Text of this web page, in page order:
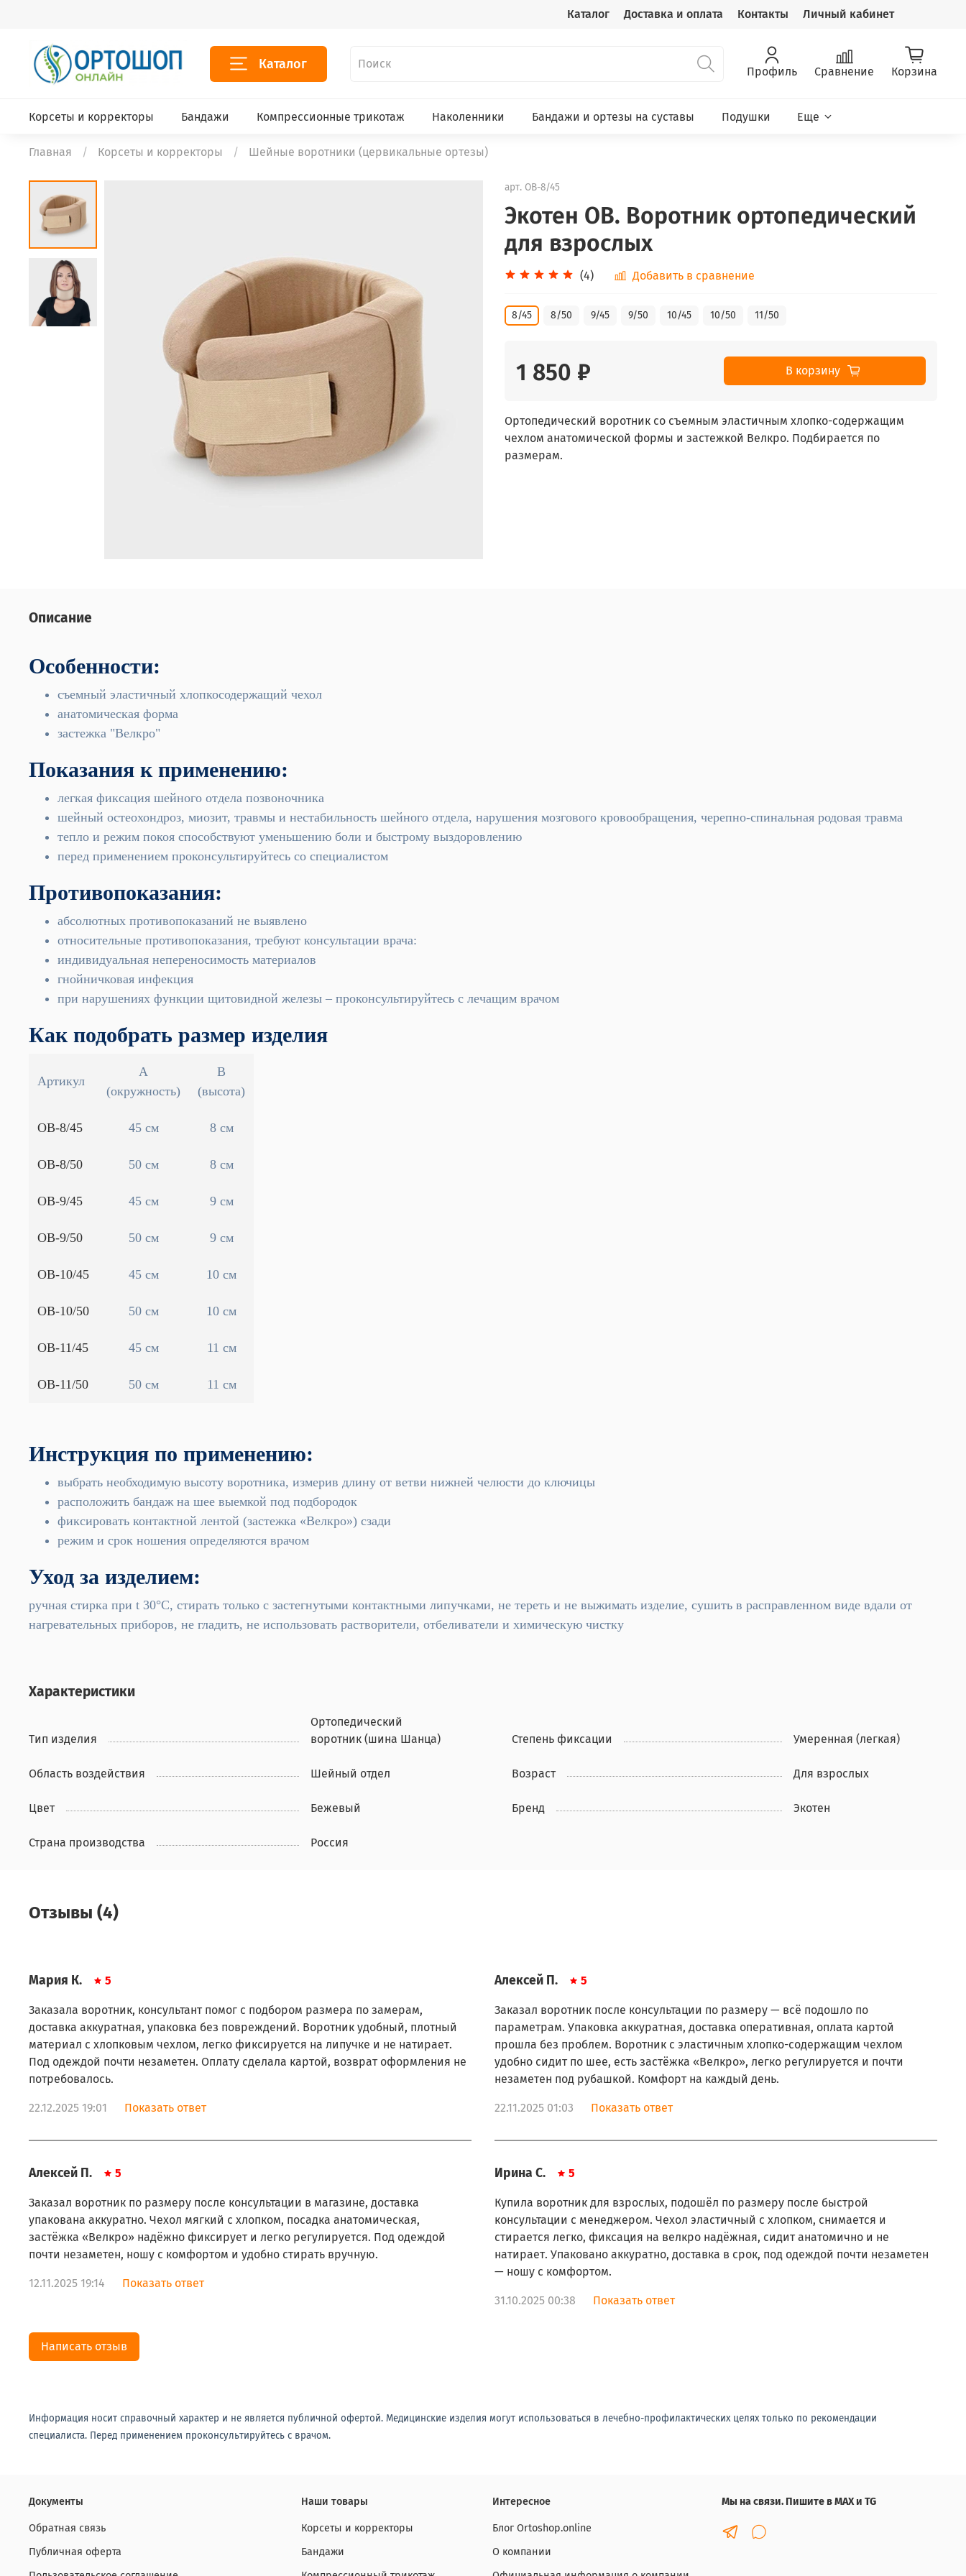
Каталог Доставка и оплата Контакты Личный кабинет
Каталог Профиль Сравнение Корзина
Корсеты и корректоры Бандажи Компрессионные трикотаж Наколенники Бандажи и ортезы на суставы Подушки Еще
Главная Корсеты и корректоры Шейные воротники (цервикальные ортезы)
арт. ОВ-8/45
Экотен ОВ. Воротник ортопедический
для взрослых
(4) Добавить в сравнение
8/45 8/50 9/45 9/50 10/45 10/50 11/50
1 850 ₽ В корзину
Ортопедический воротник со съемным эластичным хлопко-содержащим
чехлом анатомической формы и застежкой Велкро. Подбирается по
размерам.
Описание
Особенности:
съемный эластичный хлопкосодержащий чехол
анатомическая форма
застежка "Велкро"
Показания к применению:
легкая фиксация шейного отдела позвоночника
шейный остеохондроз, миозит, травмы и нестабильность шейного отдела, нарушения мозгового кровообращения, черепно-спинальная родовая травма
тепло и режим покоя способствуют уменьшению боли и быстрому выздоровлению
перед применением проконсультируйтесь со специалистом
Противопоказания:
абсолютных противопоказаний не выявлено
относительные противопоказания, требуют консультации врача:
индивидуальная непереносимость материалов
гнойничковая инфекция
при нарушениях функции щитовидной железы – проконсультируйтесь с лечащим врачом
Как подобрать размер изделия
Артикул
А
(окружность)
B
(высота)
ОВ-8/45 45 см 8 см
ОВ-8/50 50 см 8 см
ОВ-9/45 45 см 9 см
ОВ-9/50 50 см 9 см
ОВ-10/45 45 см 10 см
ОВ-10/50 50 см 10 см
ОВ-11/45 45 см 11 см
ОВ-11/50 50 см 11 см
Инструкция по применению:
выбрать необходимую высоту воротника, измерив длину от ветви нижней челюсти до ключицы
расположить бандаж на шее выемкой под подбородок
фиксировать контактной лентой (застежка «Велкро») сзади
режим и срок ношения определяются врачом
Уход за изделием:
ручная стирка при t 30°С, стирать только с застегнутыми контактными липучками, не тереть и не выжимать изделие, сушить в расправленном виде вдали от
нагревательных приборов, не гладить, не использовать растворители, отбеливатели и химическую чистку
Характеристики
Тип изделия
Ортопедический
воротник (шина Шанца)
Степень фиксации Умеренная (легкая)
Область воздействия Шейный отдел Возраст Для взрослых
Цвет Бежевый Бренд Экотен
Страна производства Россия
Отзывы (4)
Мария К. 5
Заказала воротник, консультант помог с подбором размера по замерам,
доставка аккуратная, упаковка без повреждений. Воротник удобный, плотный
материал с хлопковым чехлом, легко фиксируется на липучке и не натирает.
Под одеждой почти незаметен. Оплату сделала картой, возврат оформления не
потребовалось.
22.12.2025 19:01 Показать ответ
Алексей П. 5
Заказал воротник после консультации по размеру — всё подошло по
параметрам. Упаковка аккуратная, доставка оперативная, оплата картой
прошла без проблем. Воротник с эластичным хлопко-содержащим чехлом
удобно сидит по шее, есть застёжка «Велкро», легко регулируется и почти
незаметен под рубашкой. Комфорт на каждый день.
22.11.2025 01:03 Показать ответ
Алексей П. 5
Заказал воротник по размеру после консультации в магазине, доставка
упакована аккуратно. Чехол мягкий с хлопком, посадка анатомическая,
застёжка «Велкро» надёжно фиксирует и легко регулируется. Под одеждой
почти незаметен, ношу с комфортом и удобно стирать вручную.
12.11.2025 19:14 Показать ответ
Ирина С. 5
Купила воротник для взрослых, подошёл по размеру после быстрой
консультации с менеджером. Чехол эластичный с хлопком, снимается и
стирается легко, фиксация на велкро надёжная, сидит анатомично и не
натирает. Упаковано аккуратно, доставка в срок, под одеждой почти незаметен
— ношу с комфортом.
31.10.2025 00:38 Показать ответ
Написать отзыв
Информация носит справочный характер и не является публичной офертой. Медицинские изделия могут использоваться в лечебно-профилактических целях только по рекомендации
специалиста. Перед применением проконсультируйтесь с врачом.
Документы
Обратная связь
Публичная оферта
Наши товары
Корсеты и корректоры
Бандажи
Интересное
Блог Ortoshop.online
О компании
Мы на связи. Пишите в MAX и TG